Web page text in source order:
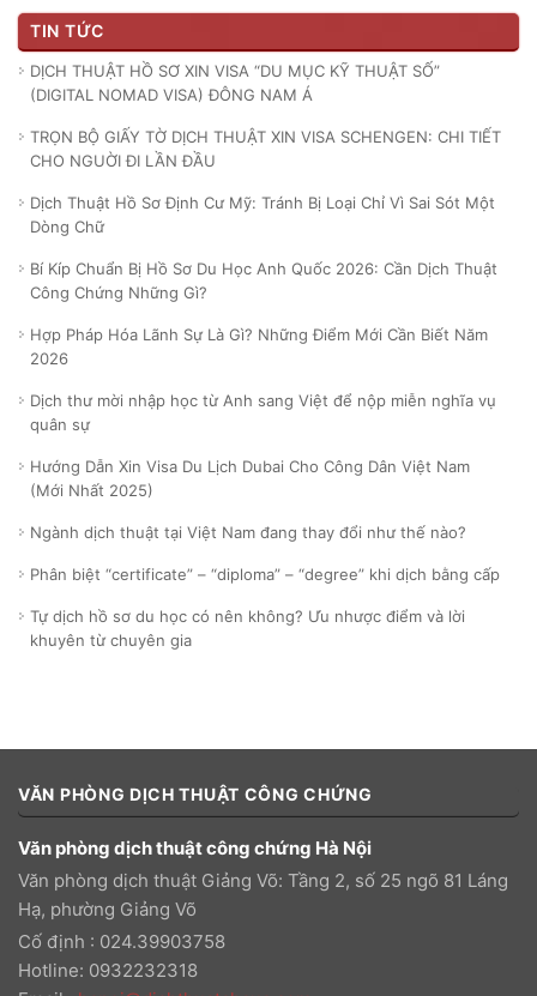
TIN TỨC
DỊCH THUẬT HỒ SƠ XIN VISA “DU MỤC KỸ THUẬT SỐ”
(DIGITAL NOMAD VISA) ĐÔNG NAM Á
TRỌN BỘ GIẤY TỜ DỊCH THUẬT XIN VISA SCHENGEN: CHI TIẾT
CHO NGUỜI ĐI LẦN ĐẦU
Dịch Thuật Hồ Sơ Định Cư Mỹ: Tránh Bị Loại Chỉ Vì Sai Sót Một
Dòng Chữ
Bí Kíp Chuẩn Bị Hồ Sơ Du Học Anh Quốc 2026: Cần Dịch Thuật
Công Chứng Những Gì?
Hợp Pháp Hóa Lãnh Sự Là Gì? Những Điểm Mới Cần Biết Năm
2026
Dịch thư mời nhập học từ Anh sang Việt để nộp miễn nghĩa vụ
quân sự
Hướng Dẫn Xin Visa Du Lịch Dubai Cho Công Dân Việt Nam
(Mới Nhất 2025)
Ngành dịch thuật tại Việt Nam đang thay đổi như thế nào?
Phân biệt “certificate” – “diploma” – “degree” khi dịch bằng cấp
Tự dịch hồ sơ du học có nên không? Ưu nhược điểm và lời
khuyên từ chuyên gia
VĂN PHÒNG DỊCH THUẬT CÔNG CHỨNG
Văn phòng dịch thuật công chứng Hà Nội
Văn phòng dịch thuật Giảng Võ: Tầng 2, số 25 ngõ 81 Láng
Hạ, phường Giảng Võ
Cố định : 024.39903758
Hotline: 0932232318